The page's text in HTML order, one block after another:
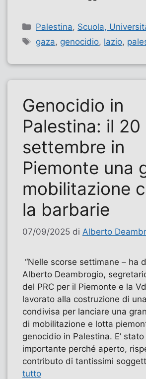
Categorie
Palestina, Scuola,
Tag
gaza, genocidio, lazio,
Genocidio in
Palestina: il 20
settembre in
Piemonte una
mobilitazione
la barbarie
07/09/2025 di Alberto
“Nelle scorse settimane – ha
Alberto Deambrogio,
del PRC per il Piemonte e la
lavorato alla costruzione di
condivisa per lanciare una
di mobilitazione e lotta
genocidio in Palestina. E’
importante perché aperto,
contributo di tantissimi
tutto